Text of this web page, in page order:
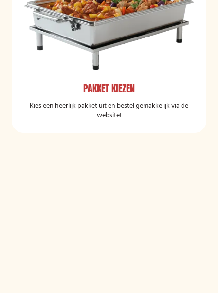
PAKKET KIEZEN
Kies een heerlijk pakket uit en bestel gemakkelijk via de
website!